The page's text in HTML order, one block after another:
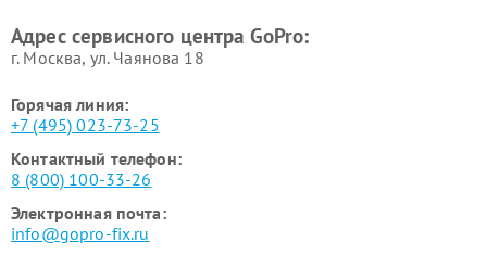
Адрес сервисного центра GoPro:
г. Москва, ул. Чаянова 18
Горячая линия:
+7 (495) 023-73-25
Контактный телефон:
8 (800) 100-33-26
Электронная почта:
info@gopro-fix.ru